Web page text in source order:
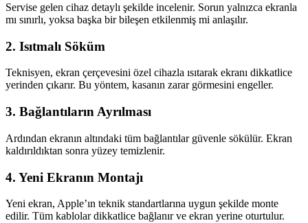
Servise gelen cihaz detaylı şekilde incelenir. Sorun yalnızca ekranla
mı sınırlı, yoksa başka bir bileşen etkilenmiş mi anlaşılır.
2. Isıtmalı Söküm
Teknisyen, ekran çerçevesini özel cihazla ısıtarak ekranı dikkatlice
yerinden çıkarır. Bu yöntem, kasanın zarar görmesini engeller.
3. Bağlantıların Ayrılması
Ardından ekranın altındaki tüm bağlantılar güvenle sökülür. Ekran
kaldırıldıktan sonra yüzey temizlenir.
4. Yeni Ekranın Montajı
Yeni ekran, Apple’ın teknik standartlarına uygun şekilde monte
edilir. Tüm kablolar dikkatlice bağlanır ve ekran yerine oturtulur.